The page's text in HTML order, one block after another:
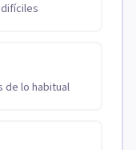
de lo habitual